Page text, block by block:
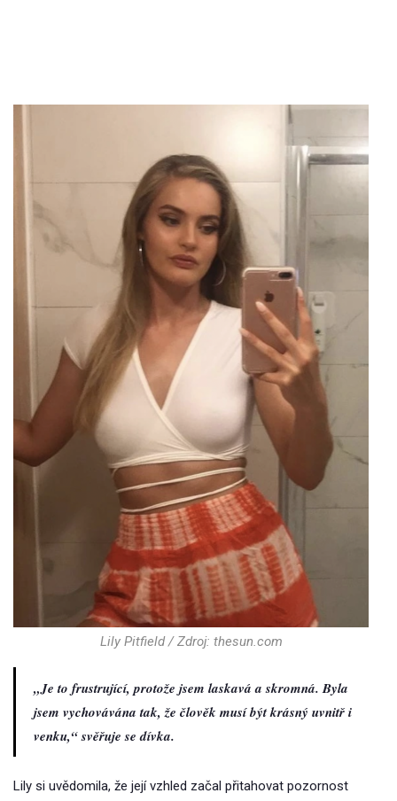
Lily Pitfield / Zdroj: thesun.com
„Je to frustrující, protože jsem laskavá a skromná. Byla
jsem vychovávána tak, že člověk musí být krásný uvnitř i
venku,“ svěřuje se dívka.
Lily si uvědomila, že její vzhled začal přitahovat pozornost